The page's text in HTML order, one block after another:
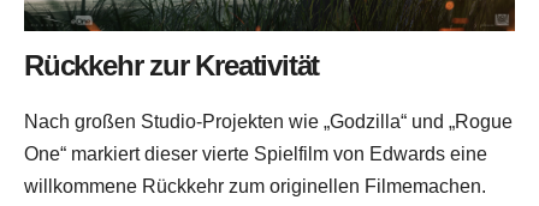
Rückkehr zur Kreativität
Nach großen Studio-Projekten wie „Godzilla“ und „Rogue
One“ markiert dieser vierte Spielfilm von Edwards eine
willkommene Rückkehr zum originellen Filmemachen.